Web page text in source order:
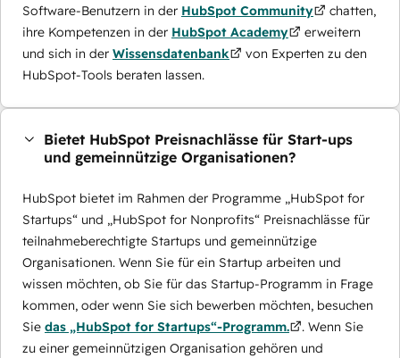
Software-Benutzern in der HubSpot Community
chatten,
ihre Kompetenzen in der HubSpot Academy
erweitern
und sich in der Wissensdatenbank
von Experten zu den
HubSpot-Tools beraten lassen.
Bietet HubSpot Preisnachlässe für Start-ups
und gemeinnützige Organisationen?
HubSpot bietet im Rahmen der Programme „HubSpot for
Startups“ und „HubSpot for Nonprofits“ Preisnachlässe für
teilnahmeberechtigte Startups und gemeinnützige
Organisationen. Wenn Sie für ein Startup arbeiten und
wissen möchten, ob Sie für das Startup-Programm in Frage
kommen, oder wenn Sie sich bewerben möchten, besuchen
Sie das „HubSpot for Startups“-Programm.
. Wenn Sie
zu einer gemeinnützigen Organisation gehören und